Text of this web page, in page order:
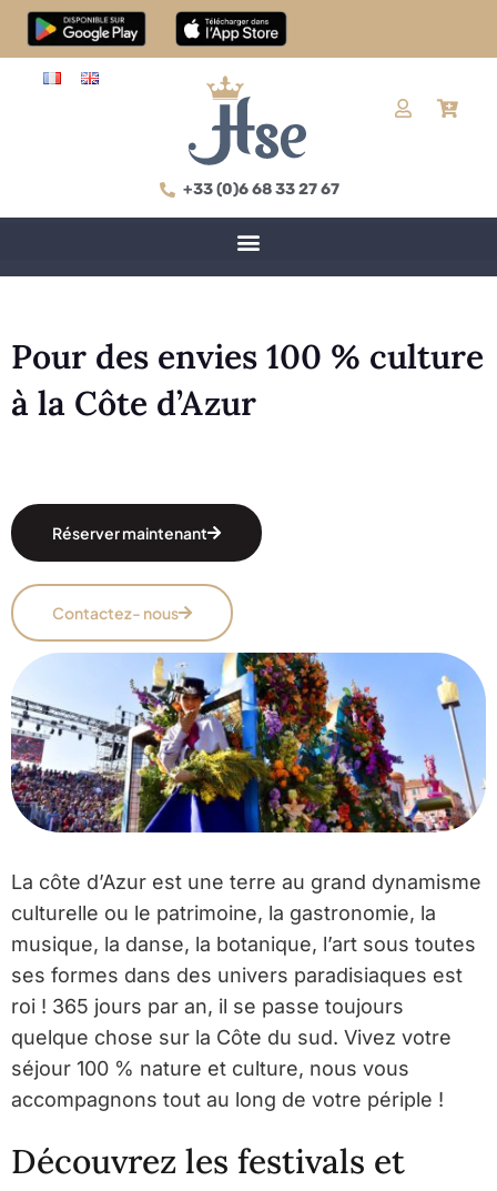
+33 (0)6 68 33 27 67
Pour des envies 100 % culture
à la Côte d’Azur
Réserver maintenant
Contactez- nous
La côte d’Azur est une terre au grand dynamisme
culturelle ou le patrimoine, la gastronomie, la
musique, la danse, la botanique, l’art sous toutes
ses formes dans des univers paradisiaques est
roi ! 365 jours par an, il se passe toujours
quelque chose sur la Côte du sud. Vivez votre
séjour 100 % nature et culture, nous vous
accompagnons tout au long de votre périple !
Découvrez les festivals et